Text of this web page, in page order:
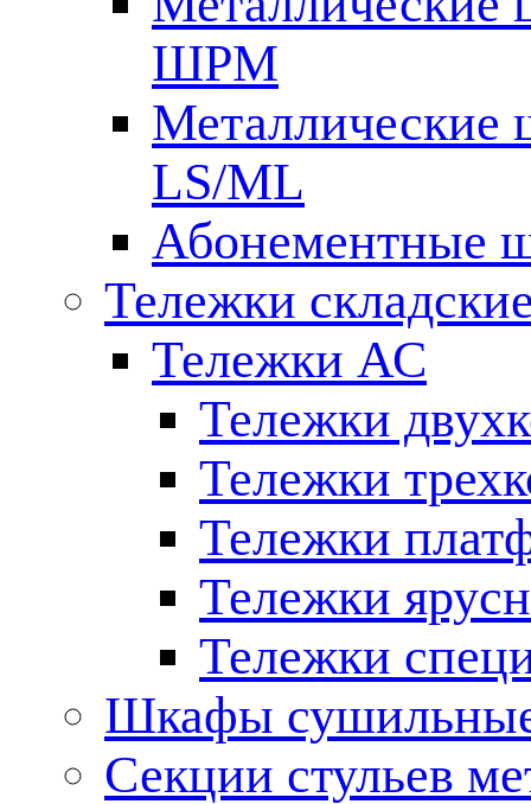
ШРМ
Металлические
LS/ML
Абонементные
Тележки
Тележки АС
Тележки
Тележки
Тележки
Тележки
Тележки
Шкафы
Секции стульев